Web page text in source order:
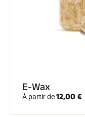
E-Wax
À partir de12,00 €